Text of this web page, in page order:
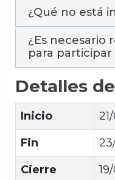
¿Qué no está
¿Es necesario
para
Detalles
Inicio
Fin
Cierre